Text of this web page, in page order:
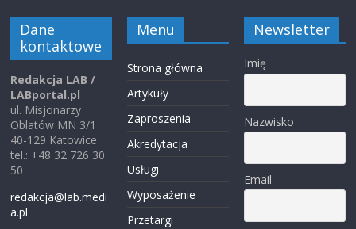
Dane
kontaktowe
Redakcja LAB /
LABportal.pl
ul. Misjonarzy
Oblatów MN 3/1
40-129 Katowice
tel.: +48 32 726 30
50
redakcja@lab.medi
a.pl
Menu
Strona główna
Artykuły
Zaproszenia
Akredytacja
Usługi
Wyposażenie
Przetargi
Newsletter
Imię
Nazwisko
Email